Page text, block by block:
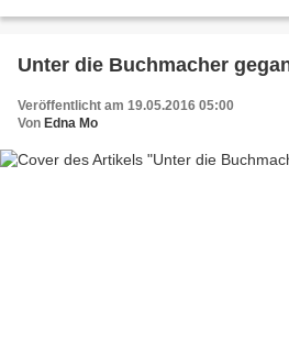
Unter die Buchmacher
Veröffentlicht am 19.05.2016 05:00
Von Edna Mo